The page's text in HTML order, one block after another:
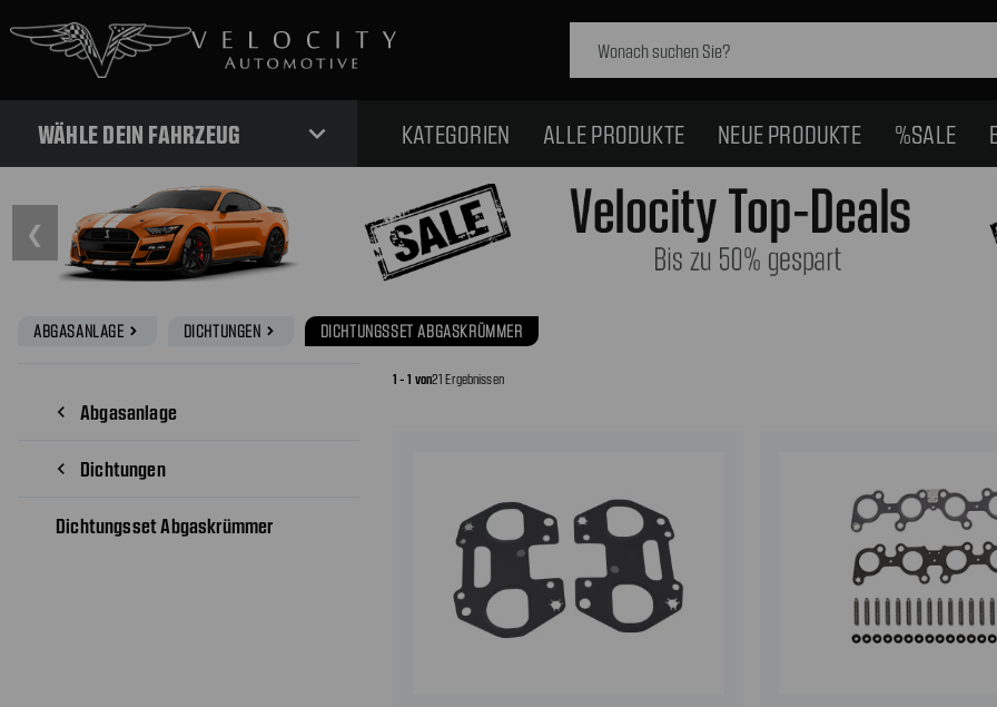
WÄHLE DEIN FAHRZEUG expand_more KATEGORIEN ALLE PRODUKTE NEUE PRODUKTE %SALE
❮
ABGASANLAGE navigate_next DICHTUNGEN navigate_next DICHTUNGSSET ABGASKRÜMMER
navigate_before Abgasanlage
navigate_before Dichtungen
Dichtungsset Abgaskrümmer
1 - 1 von21 Ergebnissen